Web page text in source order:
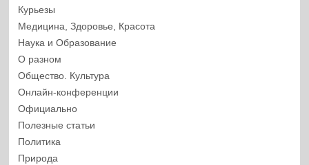
Курьезы
Медицина, Здоровье, Красота
Наука и Образование
О разном
Общество. Культура
Онлайн-конференции
Официально
Полезные статьи
Политика
Природа